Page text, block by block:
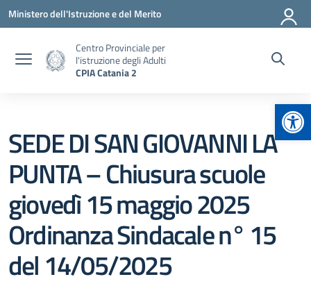
Vai ai contenuti
Vai al menu di navigazione
Vai al footer
Ministero dell'Istruzione e del Merito
Centro Provinciale per
l'istruzione degli Adulti
CPIA Catania 2
SEDE DI SAN GIOVANNI LA
PUNTA – Chiusura scuole
giovedì 15 maggio 2025
Ordinanza Sindacale n° 15
del 14/05/2025